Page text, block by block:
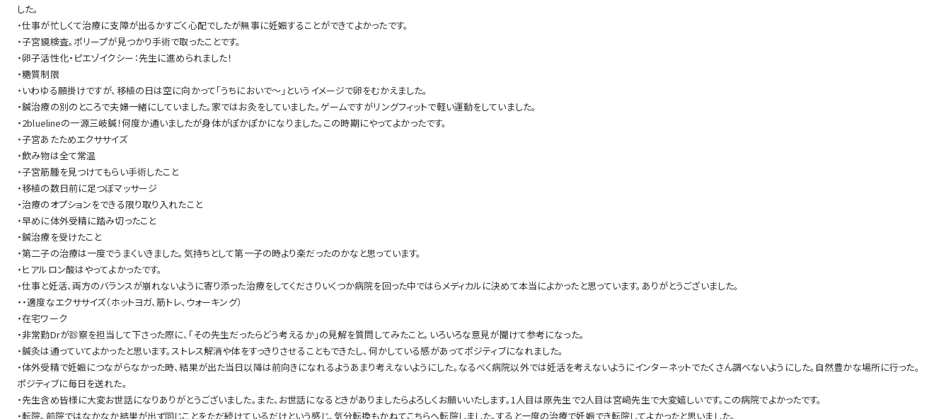
した。
・仕事が忙しくて治療に支障が出るかすごく心配でしたが無事に妊娠することができてよかったです。
・子宮鏡検査。ポリープが見つかり手術で取ったことです。
・卵子活性化・ピエゾイクシー：先生に進められました！
・糖質制限
・いわゆる願掛けですが、移植の日は空に向かって「うちにおいで～」というイメージで卵をむかえました。
・鍼治療の別のところで夫婦一緒にしていました。家ではお灸をしていました。ゲームですがリングフィットで軽い運動をしていました。
・2bluelineの一源三岐鍼！何度か通いましたが身体がぽかぽかになりました。この時期にやってよかったです。
・子宮あたためエクササイズ
・飲み物は全て常温
・子宮筋腫を見つけてもらい手術したこと
・移植の数日前に足つぼマッサージ
・治療のオプションをできる限り取り入れたこと
・早めに体外受精に踏み切ったこと
・鍼治療を受けたこと
・第二子の治療は一度でうまくいきました。気持ちとして第一子の時より楽だったのかなと思っています。
・ヒアルロン酸はやってよかったです。
・仕事と妊活、両方のバランスが崩れないように寄り添った治療をしてくださりいくつか病院を回った中ではらメディカルに決めて本当によかったと思っています。ありがとうございました。
・・適度なエクササイズ（ホットヨガ、筋トレ、ウォーキング）
・在宅ワーク
・非常勤Drが診察を担当して下さった際に、「その先生だったらどう考えるか」の見解を質問してみたこと。いろいろな意見が聞けて参考になった。
・鍼灸は通っていてよかったと思います。ストレス解消や体をすっきりさせることもできたし、何かしている感があってポジティブになれました。
・体外受精で妊娠につながらなかった時、結果が出た当日以降は前向きになれるようあまり考えないようにした。なるべく病院以外では妊活を考えないようにインターネットでたくさん調べないようにした。自然豊かな場所に行った。
ポジティブに毎日を送れた。
・先生含め皆様に大変お世話になりありがとうございました。また、お世話になるときがありましたらよろしくお願いいたします。1人目は原先生で2人目は宮﨑先生で大変嬉しいです。この病院でよかったです。
・転院。前院ではなかなか結果が出ず同じことをただ続けているだけという感じ、気分転換もかねてこちらへ転院しました。すると一度の治療で妊娠でき転院してよかったと思いました。